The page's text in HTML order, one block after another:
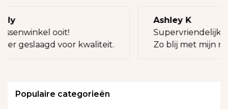
ooit!
geslaagd voor kwaliteit.
Ashley K
Supervriendelijke
Zo blij met mijn
Populaire categorieën